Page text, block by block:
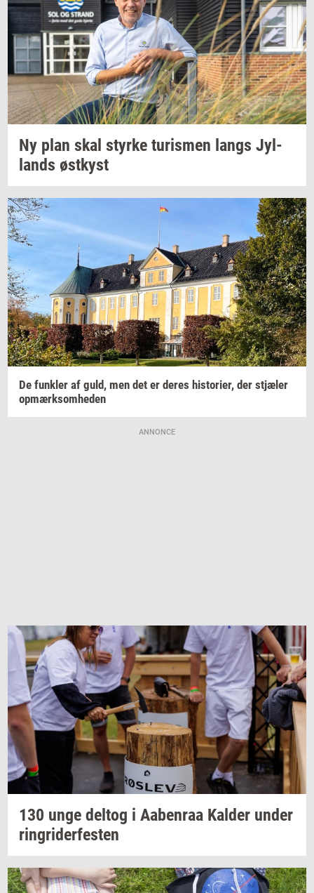
Ny plan skal styr­ke turis­men langs Jyl­
lands øst­kyst
De funk­ler af guld, men det er deres hi­sto­ri­er, der stjæ­ler
op­mærk­som­he­den
ANNONCE
130 unge delt­og i Aa­ben­raa Kal­der under
rin­gri­der­fe­sten